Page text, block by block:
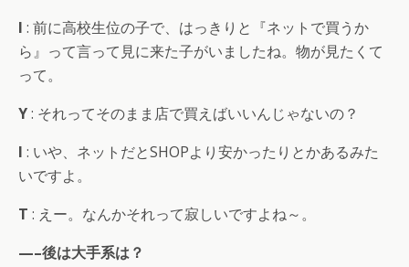
I : 前に高校生位の子で、はっきりと『ネットで買うか
ら』って言って見に来た子がいましたね。物が見たくて
って。
Y: それってそのまま店で買えばいいんじゃないの？
I : いや、ネットだとSHOPより安かったりとかあるみた
いですよ。
T : えー。なんかそれって寂しいですよね～。
—–後は大手系は？